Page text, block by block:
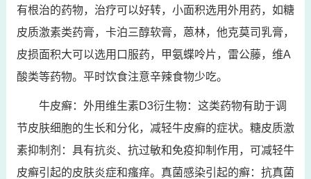
有根治的药物，治疗可以好转，小面积选用外用药，如糖
皮质激素类药膏，卡泊三醇软膏，蒽林，他克莫司乳膏，
皮损面积大可以选用口服药，甲氨蝶呤片，雷公藤，维A
酸类等药物。平时饮食注意辛辣食物少吃。
牛皮癣：外用维生素D3衍生物：这类药物有助于调
节皮肤细胞的生长和分化，减轻牛皮癣的症状。糖皮质激
素抑制剂：具有抗炎、抗过敏和免疫抑制作用，可减轻牛
皮癣引起的皮肤炎症和瘙痒。真菌感染引起的癣：抗真菌